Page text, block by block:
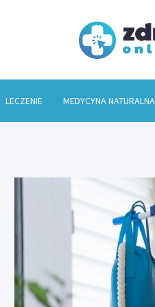
LECZENIE MEDYCYNA NATURALNA